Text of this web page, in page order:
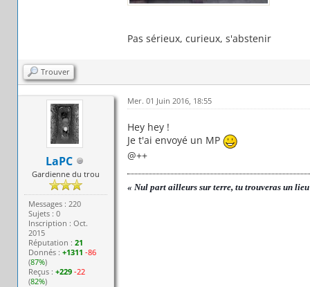
Pas sérieux, curieux, s'abstenir
Trouver
LaPC
Gardienne du trou
Messages : 220
Sujets : 0
Inscription : Oct.
2015
Réputation :21
Donnés :+1311 -86
(87%)
Reçus :+229 -22
(82%)
Mer. 01 Juin 2016, 18:55
Hey hey !
Je t'ai envoyé un MP
@++
« Nul part ailleurs sur terre, tu trouveras un